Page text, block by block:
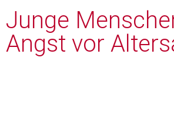
Junge
Angst vor